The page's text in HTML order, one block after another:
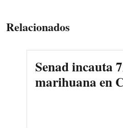
Relacionados
Senad incauta
marihuana en